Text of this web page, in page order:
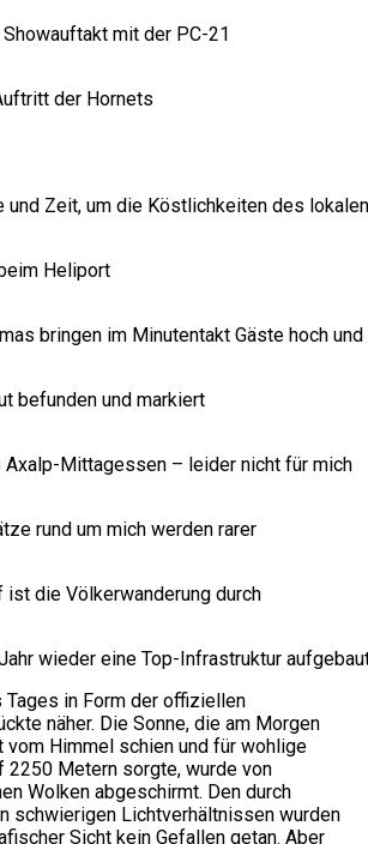
mit der PC-21
der Hornets
und Zeit, um die Köstlichkeiten des
Heliport
bringen im Minutentakt Gäste hoch
befunden und markiert
Mittagessen – leider nicht für mich
rund um mich werden rarer
ist die Völkerwanderung durch
wieder eine Top-Infrastruktur
Tages in Form der offiziellen
näher. Die Sonne, die am Morgen
Himmel schien und für wohlige
2250 Metern sorgte, wurde von
Wolken abgeschirmt. Den durch
schwierigen Lichtverhältnissen wurden
Sicht kein Gefallen getan. Aber